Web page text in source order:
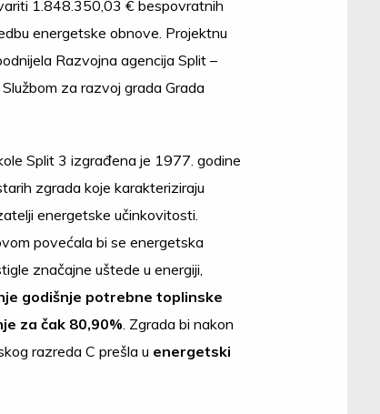
1.848.350,03 € bespovratnih
energetske obnove. Projektnu
Razvojna agencija Split –
za razvoj grada Grada
Split 3 izgrađena je 1977. godine
zgrada koje karakteriziraju
energetske učinkovitosti.
povećala bi se energetska
značajne uštede u energiji,
godišnje potrebne toplinske
za čak 80,90%. Zgrada bi nakon
razreda C prešla u energetski